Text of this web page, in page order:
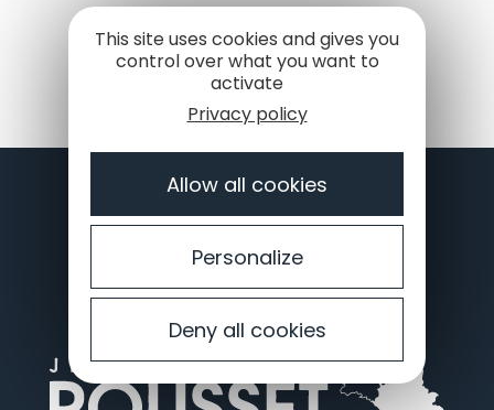
JE M'INSCRIS À LA NEWSLETTER
This site uses cookies and gives you
control over what you want to
activate
Privacy policy
Allow all cookies
Personalize
Deny all cookies